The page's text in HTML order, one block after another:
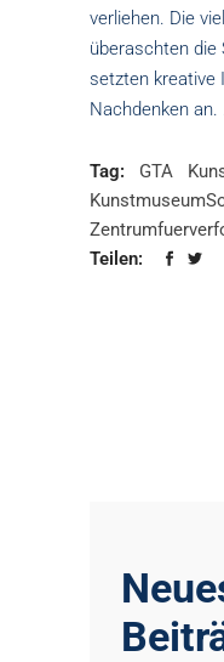
verliehen. Die
überaschten die
setzten kreative
Nachdenken an.
Tag: GTA
Teilen: